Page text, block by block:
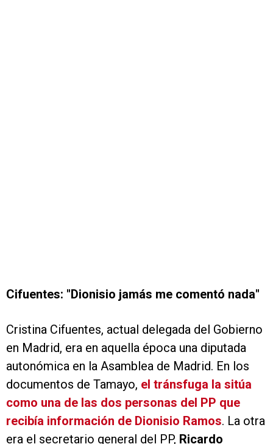
Cifuentes: "Dionisio jamás me comentó nada"
Cristina Cifuentes, actual delegada del Gobierno
en Madrid, era en aquella época una diputada
autonómica en la Asamblea de Madrid. En los
documentos de Tamayo, el tránsfuga la sitúa
como una de las dos personas del PP que
recibía información de Dionisio Ramos. La otra
era el secretario general del PP, Ricardo